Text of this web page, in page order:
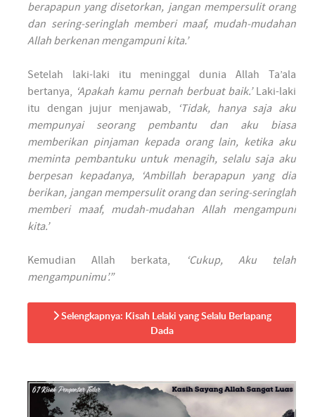
berapapun yang disetorkan, jangan mempersulit orang
dan sering-seringlah memberi maaf, mudah-mudahan
Allah berkenan mengampuni kita.’
Setelah laki-laki itu meninggal dunia Allah Ta’ala
bertanya, ‘Apakah kamu pernah berbuat baik.’Laki-laki
itu dengan jujur menjawab,
‘Tidak, hanya saja aku
mempunyai seorang pembantu dan aku biasa
memberikan pinjaman kepada orang lain, ketika aku
meminta pembantuku untuk menagih, selalu saja aku
berpesan kepadanya, ‘Ambillah berapapun yang dia
berikan, jangan mempersulit orang dan sering-seringlah
memberi maaf, mudah-mudahan Allah mengampuni
kita.’
Kemudian Allah berkata,
‘Cukup, Aku telah
mengampunimu’.”
Selengkapnya: Kisah Lelaki yang Selalu Berlapang
Dada